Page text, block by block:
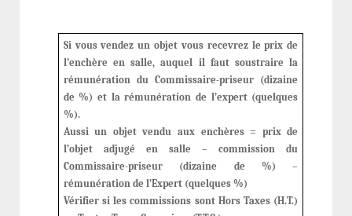
Si vous vendez un objet vous recevrez le prix de
l’enchère en salle, auquel il faut soustraire la
rémunération du Commissaire-priseur (dizaine
de %) et la rémunération de l’expert (quelques
%).
Aussi un objet vendu aux enchères = prix de
l’objet adjugé en salle – commission du
Commissaire-priseur (dizaine de %) –
rémunération de l’Expert (quelques %)
Vérifier si les commissions sont Hors Taxes (H.T.)